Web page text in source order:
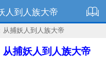
人到人族大帝
从捕妖人到人族大帝
捕妖人到人族大帝